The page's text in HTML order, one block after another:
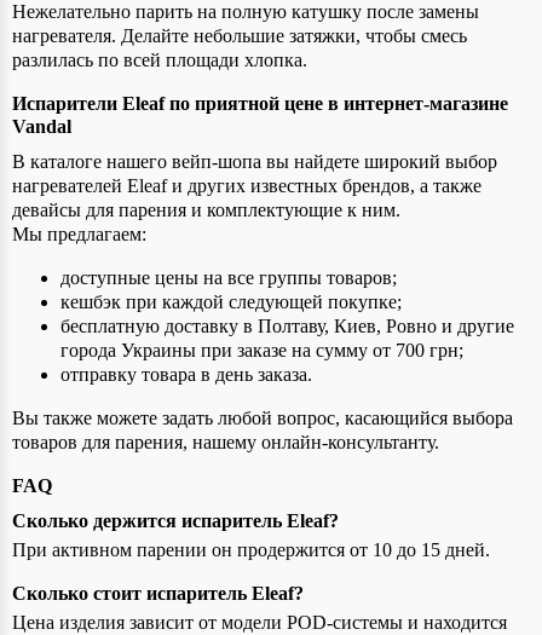
Нежелательно парить на полную катушку после замены
нагревателя. Делайте небольшие затяжки, чтобы смесь
разлилась по всей площади хлопка.
Испарители Eleaf по приятной цене в интернет-магазине
Vandal
В каталоге нашего вейп-шопа вы найдете широкий выбор
нагревателей Eleaf и других известных брендов, а также
девайсы для парения и комплектующие к ним.
Мы предлагаем:
доступные цены на все группы товаров;
кешбэк при каждой следующей покупке;
бесплатную доставку в Полтаву, Киев, Ровно и другие
города Украины при заказе на сумму от 700 грн;
отправку товара в день заказа.
Вы также можете задать любой вопрос, касающийся выбора
товаров для парения, нашему онлайн-консультанту.
FAQ
Сколько держится испаритель Eleaf?
При активном парении он продержится от 10 до 15 дней.
Сколько стоит испаритель Eleaf?
Цена изделия зависит от модели POD-системы и находится